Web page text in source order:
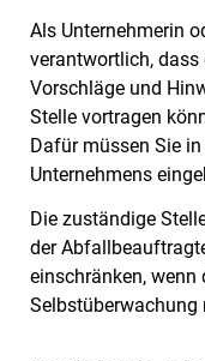
Als Unternehmerin
verantwortlich,
Vorschläge und
Stelle vortragen
Dafür müssen Sie
Unternehmens
Die zuständige
der
einschränken,